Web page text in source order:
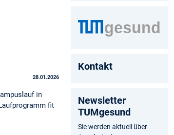
28.01.2026
in
fit
Kontakt
Newsletter
TUMgesund
Sie werden aktuell über